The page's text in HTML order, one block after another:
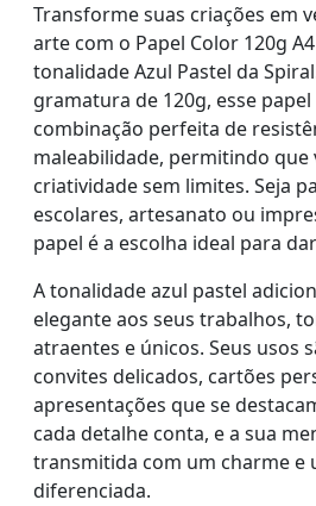
Transforme suas criações em
arte com o Papel Color 120g
tonalidade Azul Pastel da
gramatura de 120g, esse
combinação perfeita de
maleabilidade, permitindo que
criatividade sem limites. Seja
escolares, artesanato ou
papel é a escolha ideal para
A tonalidade azul pastel
elegante aos seus trabalhos,
atraentes e únicos. Seus usos
convites delicados, cartões
apresentações que se
cada detalhe conta, e a sua
transmitida com um charme e
diferenciada.